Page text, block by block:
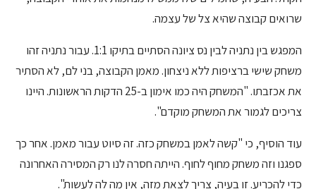
שרואים קבוצה שהיא צל של עצמה.
המפגש בין נתניה לבין נס ציונה הסתיים בתיקו 1:1. עבור נתניה זהו
משחק שישי ברציפות ללא ניצחון. מאמן הקבוצה, בני לם, לא הסתיר
את אכזבתו. "המשחק היה כמו אימון ב-25 הדקות הראשונות. היינו
צריכים לגמור את המשחק מוקדם".
עוד הוסיף, כי "קשה לאמן במשחק כזה. זה סיוט עבור מאמן. אחר כך
ספגנו וזה משחק מחוף לחוף. הייתה חסרה לנו רק המסירה האחרונה
כדי להכריע. זו בעיה, צריך לצאת מזה, אין מה לה לעשות".